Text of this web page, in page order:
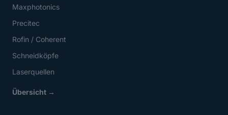
Maxphotonics
Precitec
Rofin / Coherent
Schneidköpfe
Laserquellen
Übersicht →